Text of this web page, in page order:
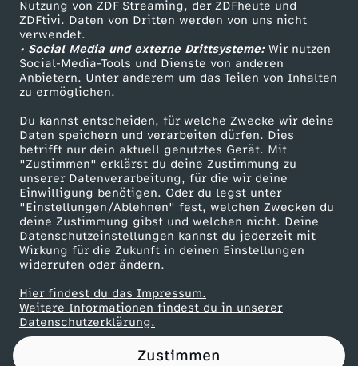
Nutzung von ZDF Streaming, der ZDFheute und
ZDFtivi. Daten von Dritten werden von uns nicht
verwendet.
• Social Media und externe Drittsysteme:Wir nutzen
Social-Media-Tools und Dienste von anderen
Anbietern. Unter anderem um das Teilen von Inhalten
zu ermöglichen.
Du kannst entscheiden, für welche Zwecke wir deine
Daten speichern und verarbeiten dürfen. Dies
betrifft nur dein aktuell genutztes Gerät. Mit
"Zustimmen" erklärst du deine Zustimmung zu
unserer Datenverarbeitung, für die wir deine
Einwilligung benötigen. Oder du legst unter
"Einstellungen/Ablehnen" fest, welchen Zwecken du
deine Zustimmung gibst und welchen nicht. Deine
Datenschutzeinstellungen kannst du jederzeit mit
Wirkung für die Zukunft in deinen Einstellungen
widerrufen oder ändern.
Hier findest du das Impressum.
Weitere Informationen findest du in unserer
Datenschutzerklärung.
Zustimmen
r
i
a
,
C
l
u
e
s
ZDF Unternehmen
Karriere
ZDF goes Schule
Werbefernsehen
Mainzelmännchen
Partner